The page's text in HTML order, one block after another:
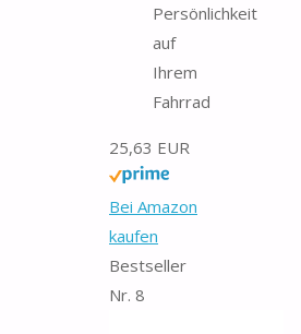
Persönlichkeit
auf
Ihrem
Fahrrad
25,63 EUR
Bei Amazon
kaufen
Bestseller
Nr. 8